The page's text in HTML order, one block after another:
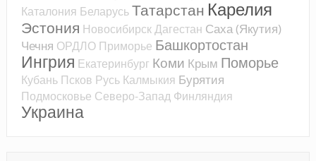
Каталония БеларусьТатарстан Карелия
Эстония НовосибирскДагестан Саха (Якутия)
Чечня ОРДЛО Приморье Башкортостан
Ингрия Екатеринбург Коми Крым Поморье
Кубань Псков Русь Калмыкия Бурятия
Подмосковье Северо-Запад Финляндия
Украина